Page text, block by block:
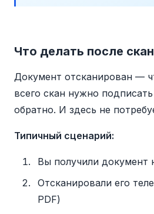
Что делать после
Документ отсканирован —
всего скан нужно
обратно. И здесь не
Типичный сценарий:
Вы получили документ
Отсканировали его
PDF)